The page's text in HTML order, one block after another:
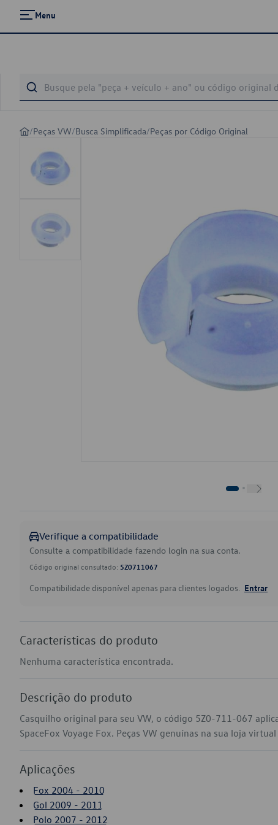
Menu
/Peças VW/Busca Simplificada/Peças por Código Original
Verifique a compatibilidade
Consulte a compatibilidade fazendo login na sua conta.
Código original consultado: 5Z0711067
Compatibilidade disponível apenas para clientes logados. Entrar
Características do produto
Nenhuma característica encontrada.
Descrição do produto
Casquilho original para seu VW, o código 5Z0-711-067
SpaceFox Voyage Fox. Peças VW genuínas na sua loja
Aplicações
Fox 2004 - 2010
Gol 2009 - 2011
Polo 2007 - 2012